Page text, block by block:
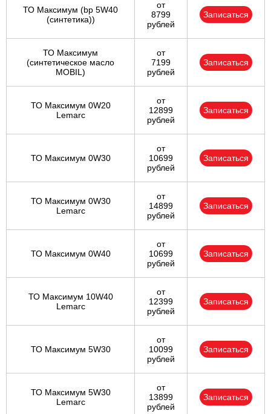
ТО Максимум (bp 5W40
(синтетика))
от
8799
рублей
Записаться
ТО Максимум
(cинтетическое масло
MOBIL)
от
7199
рублей
Записаться
ТО Максимум 0W20
Lemarc
от
12899
рублей
Записаться
ТО Максимум 0W30
от
10699
рублей
Записаться
ТО Максимум 0W30
Lemarc
от
14899
рублей
Записаться
ТО Максимум 0W40
от
10699
рублей
Записаться
ТО Максимум 10W40
Lemarc
от
12399
рублей
Записаться
ТО Максимум 5W30
от
10099
рублей
Записаться
ТО Максимум 5W30
Lemarc
от
13899
рублей
Записаться